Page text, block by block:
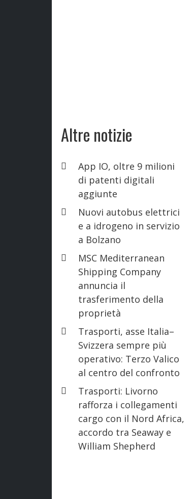
Altre notizie
App IO, oltre 9 milioni
di patenti digitali
aggiunte
Nuovi autobus elettrici
e a idrogeno in servizio
a Bolzano
MSC Mediterranean
Shipping Company
annuncia il
trasferimento della
proprietà
Trasporti, asse Italia–
Svizzera sempre più
operativo: Terzo Valico
al centro del confronto
Trasporti: Livorno
rafforza i collegamenti
cargo con il Nord Africa,
accordo tra Seaway e
William Shepherd